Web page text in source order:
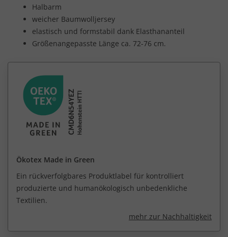
Halbarm
weicher Baumwolljersey
elastisch und formstabil dank Elasthananteil
Größenangepasste Länge ca. 72-76 cm.
Ökotex Made in Green
Ein rückverfolgbares Produktlabel für kontrolliert
produzierte und humanökologisch unbedenkliche
Textilien.
mehr zur Nachhaltigkeit